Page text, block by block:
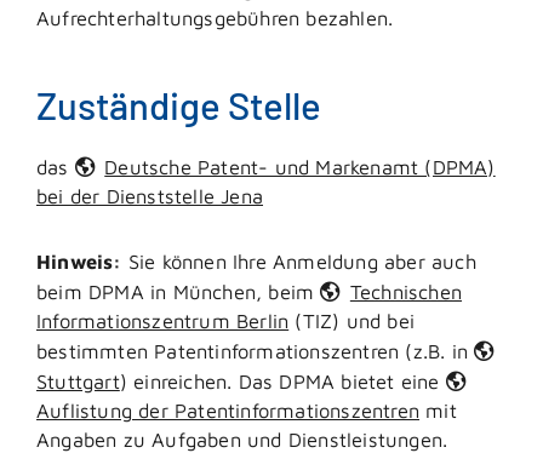
Aufrechterhaltungsgebühren bezahlen.
Zuständige Stelle
das
Deutsche Patent- und Markenamt (DPMA)
bei der Dienststelle Jena
Hinweis: Sie können Ihre Anmeldung aber auch
beim DPMA in München, beim
Technischen
Informationszentrum Berlin (TIZ) und bei
bestimmten Patentinformationszentren (z.B. in
Stuttgart) einreichen. Das DPMA bietet eine
Auflistung der Patentinformationszentren mit
Angaben zu Aufgaben und Dienstleistungen.